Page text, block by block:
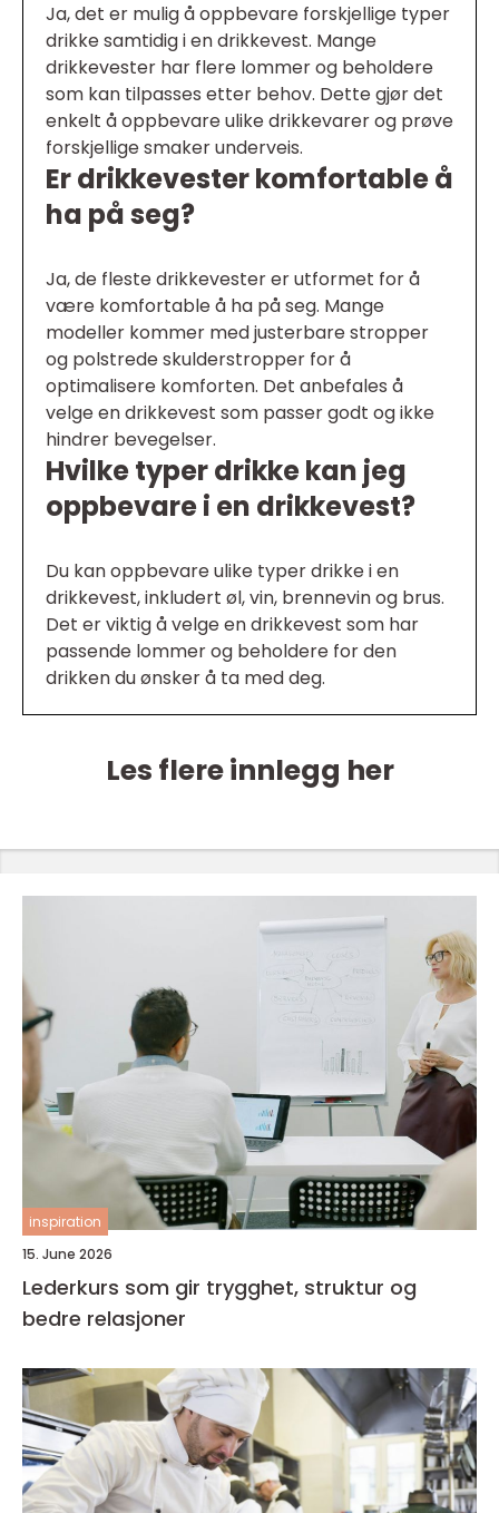
Ja, det er mulig å oppbevare forskjellige typer
drikke samtidig i en drikkevest. Mange
drikkevester har flere lommer og beholdere
som kan tilpasses etter behov. Dette gjør det
enkelt å oppbevare ulike drikkevarer og prøve
forskjellige smaker underveis.
Er drikkevester komfortable å
ha på seg?
Ja, de fleste drikkevester er utformet for å
være komfortable å ha på seg. Mange
modeller kommer med justerbare stropper
og polstrede skulderstropper for å
optimalisere komforten. Det anbefales å
velge en drikkevest som passer godt og ikke
hindrer bevegelser.
Hvilke typer drikke kan jeg
oppbevare i en drikkevest?
Du kan oppbevare ulike typer drikke i en
drikkevest, inkludert øl, vin, brennevin og brus.
Det er viktig å velge en drikkevest som har
passende lommer og beholdere for den
drikken du ønsker å ta med deg.
Les flere innlegg her
inspiration
15. June 2026
Lederkurs som gir trygghet, struktur og
bedre relasjoner